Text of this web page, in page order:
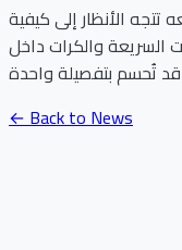
الأنظار إلى كيفية
السريعة والكرات داخل
← Back to News